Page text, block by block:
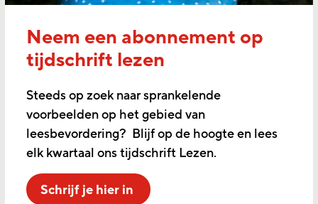
Neem een abonnement op
tijdschrift lezen
Steeds op zoek naar sprankelende
voorbeelden op het gebied van
leesbevordering? Blijf op de hoogte en lees
elk kwartaal ons tijdschrift Lezen.
Schrijf je hier in